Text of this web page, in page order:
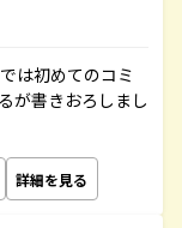
は初めてのコミ
が書きおろしまし
詳細を見る